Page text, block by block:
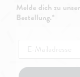
Melde dich zu
Bestellung.*